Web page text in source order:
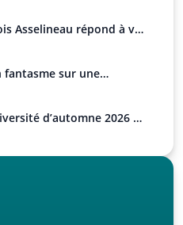
Asselineau répond à vos
fantasme sur une
d’automne 2026 de